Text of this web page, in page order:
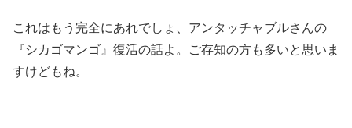
これはもう完全にあれでしょ、アンタッチャブルさんの
『シカゴマンゴ』復活の話よ。ご存知の方も多いと思いま
すけどもね。